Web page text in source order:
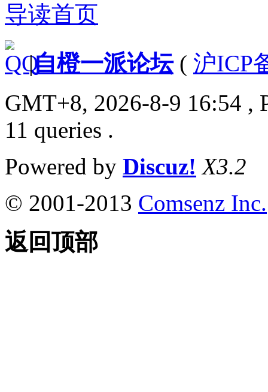
导读首页
|自橙一派论坛( 沪ICP
GMT+8, 2026-8-9 16:54 ,
11 queries .
Powered by Discuz! X3.2
© 2001-2013 Comsenz Inc.
返回顶部